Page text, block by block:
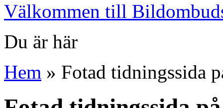
Välkommen till
Du är här
Hem » Fotad tidningssida